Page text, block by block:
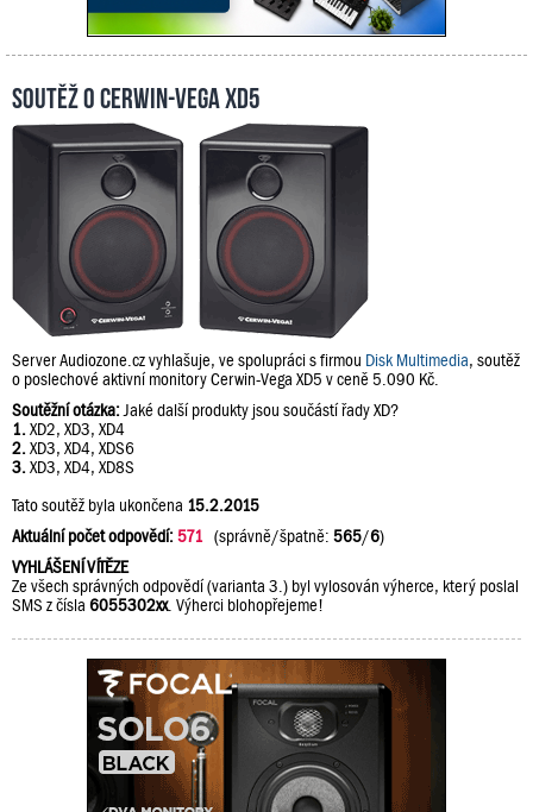
Soutěž o Cerwin-Vega XD5
Server Audiozone.cz vyhlašuje, ve spolupráci s firmou Disk Multimedia, soutěž
o poslechové aktivní monitory Cerwin-Vega XD5 v ceně 5.090 Kč.
Soutěžní otázka: Jaké další produkty jsou součástí řady XD?
1. XD2, XD3, XD4
2. XD3, XD4, XDS6
3. XD3, XD4, XD8S
Tato soutěž byla ukončena 15.2.2015
Aktuální počet odpovědí:571 (správně/špatně: 565/6)
VYHLÁŠENÍ VÍTĚZE
Ze všech správných odpovědí (varianta 3.) byl vylosován výherce, který poslal
SMS z čísla 6055302xx. Výherci blohopřejeme!